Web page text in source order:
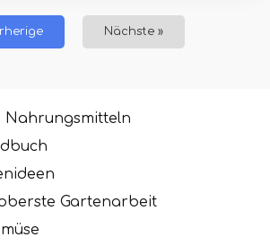
Nächste »
Nahrungsmitteln
Gartenarbeit